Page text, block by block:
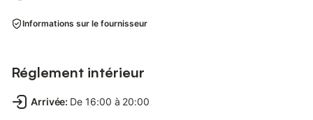
Informations sur le fournisseur
Réglement intérieur
Arrivée: De 16:00 à 20:00